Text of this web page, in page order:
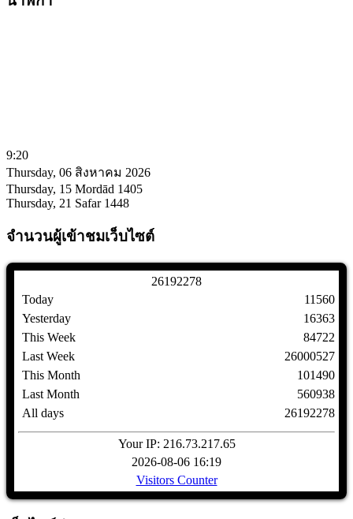
9:20
Thursday, 06 สิงหาคม 2026
Thursday, 15 Mordād 1405
Thursday, 21 Safar 1448
จำนวนผู้เข้าชมเว็บไซต์
26192278
Today
Yesterday
This Week
Last Week
This Month
Last Month
All days
11560
16363
84722
26000527
101490
560938
26192278
Your IP: 216.73.217.65
2026-08-06 16:19
Visitors Counter